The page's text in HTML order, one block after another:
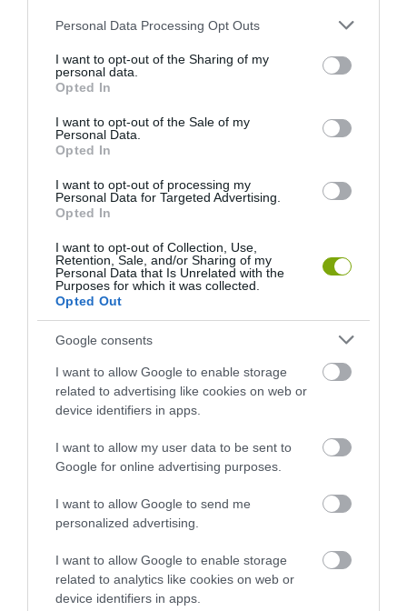
Please note that this website/app uses one or more Google
not limited to your visit or usage behaviour. You may click to
grant or deny consent to Google and its third-party tags to
use your data for below specified purposes in below Google
consent section.
Personal Data Processing Opt Outs
I want to opt-out of the Sharing of my
personal data.
Opted In
I want to opt-out of the Sale of my
Personal Data.
Opted In
I want to opt-out of processing my
Personal Data for Targeted Advertising.
Opted In
I want to opt-out of Collection, Use,
Retention, Sale, and/or Sharing of my
Personal Data that Is Unrelated with the
Purposes for which it was collected.
Opted Out
Google consents
I want to allow Google to enable storage
related to advertising like cookies on web or
device identifiers in apps.
I want to allow my user data to be sent to
Google for online advertising purposes.
I want to allow Google to send me
personalized advertising.
I want to allow Google to enable storage
related to analytics like cookies on web or
device identifiers in apps.
ELŐZŐ CIKK
TENGERI UBORKÁK TITKOS ÉLETE – FURA TEST, NAGY TETTEK,
MÉHEK, AKIK ARCRÓL IS FELISMERIK TÁRSAIKAT – ÉS AKÁR AZ